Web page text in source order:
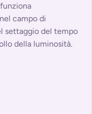
campo di
settaggio del tempo
della luminosità.